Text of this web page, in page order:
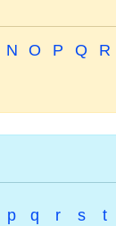
N O P Q R
p q r s t